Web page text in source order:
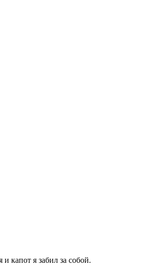
капот я забил за собой.